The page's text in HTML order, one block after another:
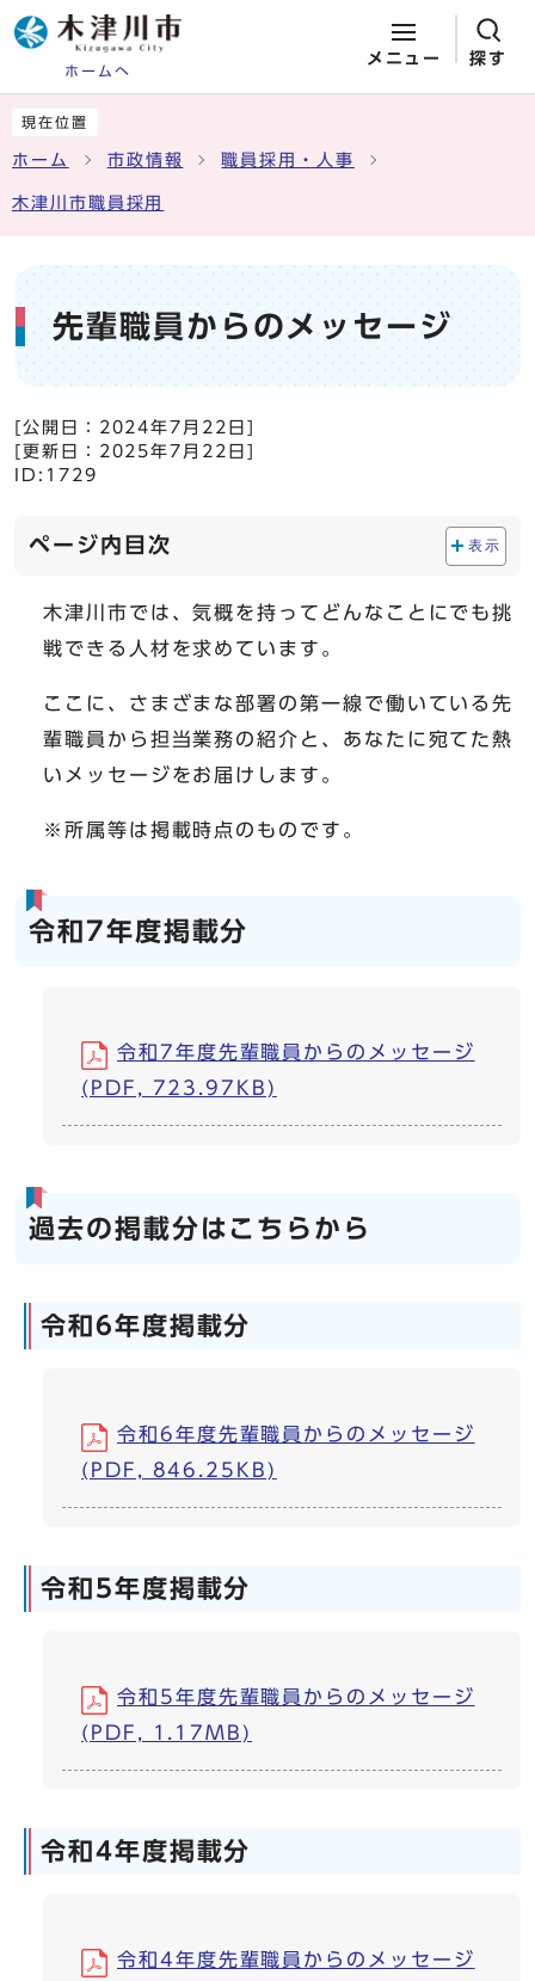
ホームへ
メニュー 探す
現在位置
ホーム 市政情報 職員採用・人事
木津川市職員採用
先輩職員からのメッセージ
[公開日： 2024年7月22日
[更新日： 2025年7月22日
ID:1729
ページ内目次 表示
木津川市では、気概を持ってどんなことにでも挑
戦できる人材を求めています。
ここに、さまざまな部署の第一線で働いている先
輩職員から担当業務の紹介と、あなたに宛てた熱
いメッセージをお届けします。
※所属等は掲載時点のものです。
令和7年度掲載分
令和7年度先輩職員からのメッセージ
(PDF, 723.97KB)
過去の掲載分はこちらから
令和6年度掲載分
令和6年度先輩職員からのメッセージ
(PDF, 846.25KB)
令和5年度掲載分
令和5年度先輩職員からのメッセージ
(PDF, 1.17MB)
令和4年度掲載分
令和4年度先輩職員からのメッセージ